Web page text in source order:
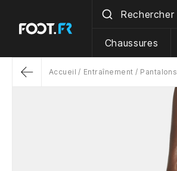
Chaussures
Accueil Entraînement Pantalons